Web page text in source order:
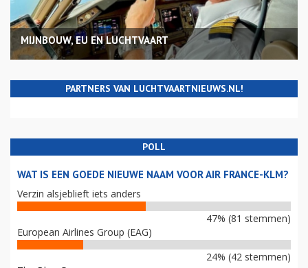
MIJNBOUW, EU EN LUCHTVAART
PARTNERS VAN LUCHTVAARTNIEUWS.NL!
POLL
WAT IS EEN GOEDE NIEUWE NAAM VOOR AIR FRANCE-KLM?
Verzin alsjeblieft iets anders
47% (81 stemmen)
European Airlines Group (EAG)
24% (42 stemmen)